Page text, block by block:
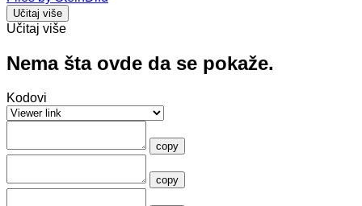
Učitaj više
Učitaj više
Nema šta ovde da se pokaže.
Kodovi
copy
copy